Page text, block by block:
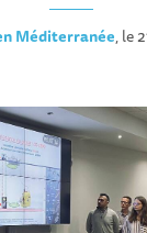
Méditerranée, le